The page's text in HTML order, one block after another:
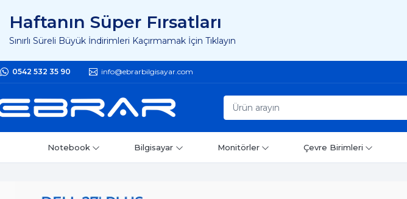
Haftanın Süper Fırsatları
Sınırlı Süreli Büyük İndirimleri Kaçırmamak İçin Tıklayın
0542 532 35 90 info@ebrarbilgisayar.com
Notebook Bilgisayar Monitörler Çevre Birimleri